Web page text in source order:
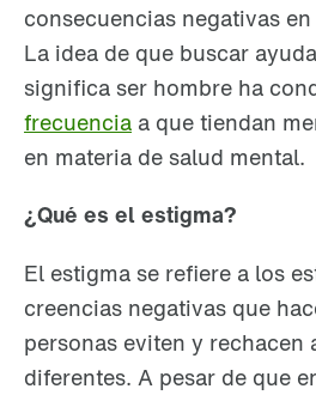
consecuencias negativas
La idea de que buscar
significa ser hombre ha
frecuencia a que tiendan
en materia de salud mental.
¿Qué es el estigma?
El estigma se refiere a los
creencias negativas que
personas eviten y rechacen
diferentes. A pesar de que